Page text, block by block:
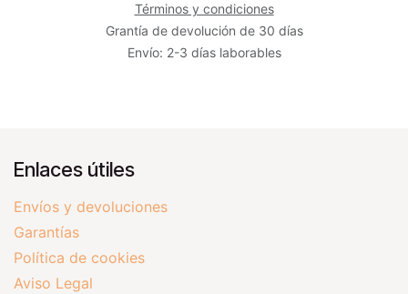
Términos y condiciones
Grantía de devolución de 30 días
Envío: 2-3 días laborables
Enlaces útiles
Envíos y devoluciones
Garantías
Política de cookies
Aviso Legal